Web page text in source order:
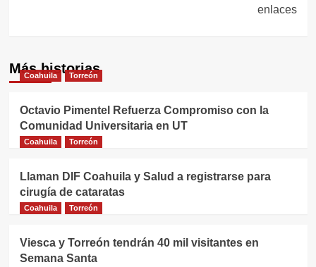
enlaces
Más historias
Coahuila Torreón
Octavio Pimentel Refuerza Compromiso con la
Comunidad Universitaria en UT
Coahuila Torreón
Llaman DIF Coahuila y Salud a registrarse para
cirugía de cataratas
Coahuila Torreón
Viesca y Torreón tendrán 40 mil visitantes en
Semana Santa